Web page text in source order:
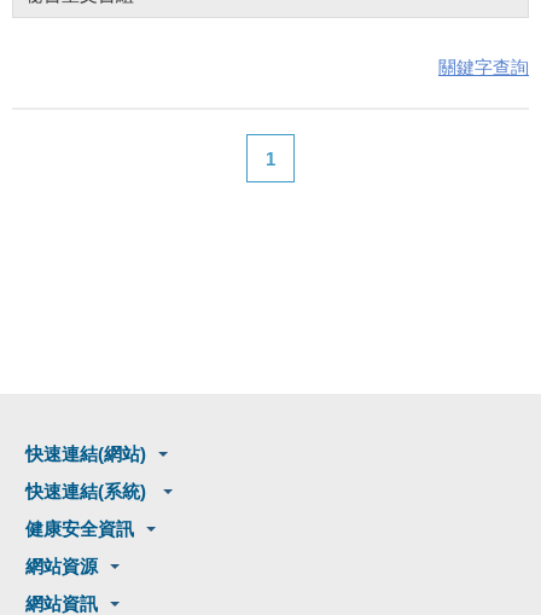
關鍵字查詢
1
快速連結(網站)
快速連結(系統)
健康安全資訊
網站資源
網站資訊